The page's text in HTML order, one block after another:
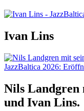
Ivan Lins
Nils Landgren
und Ivan Lins.